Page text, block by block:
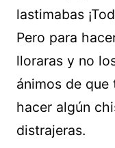
lastimabas
Pero para
lloraras y no
ánimos de
hacer algún
distrajeras.